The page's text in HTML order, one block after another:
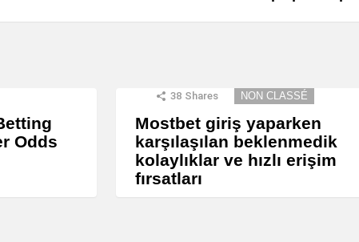
Odds
38 Shares NON CLASSÉ
Mostbet giriş yaparken
karşılaşılan beklenmedik
kolaylıklar ve hızlı erişim
fırsatları